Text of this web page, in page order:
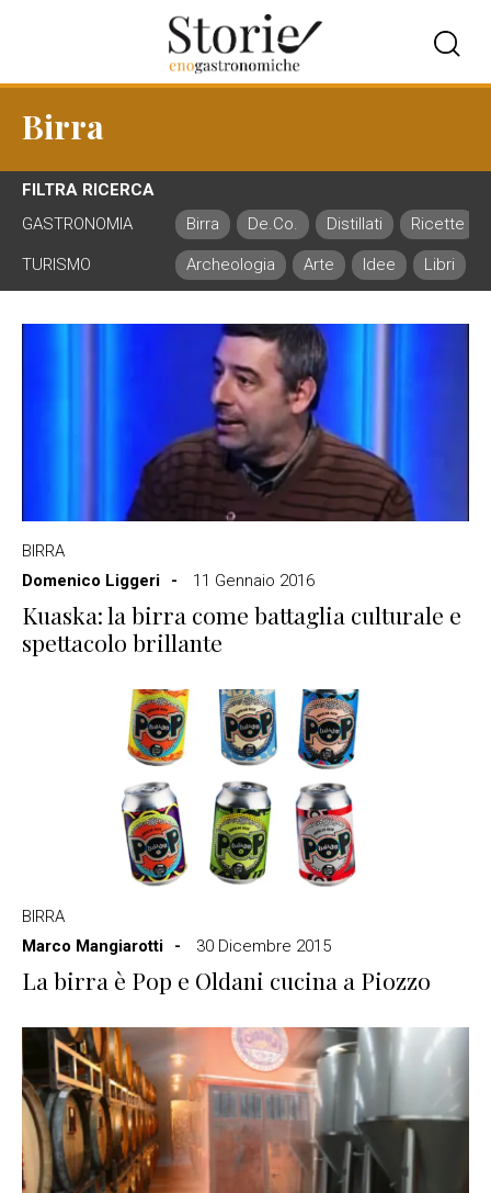
Birra
FILTRA RICERCA
GASTRONOMIA
Birra De.Co. Distillati Ricette
TURISMO Archeologia Arte Idee Libri
BIRRA
Domenico Liggeri
11 Gennaio 2016
Kuaska: la birra come battaglia culturale e
spettacolo brillante
BIRRA
Marco Mangiarotti
30 Dicembre 2015
La birra è Pop e Oldani cucina a Piozzo